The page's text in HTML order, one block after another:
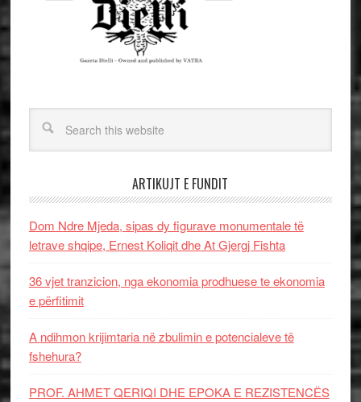
ARTIKUJT E FUNDIT
Dom Ndre Mjeda, sipas dy figurave monumentale të
letrave shqipe, Ernest Koliqit dhe At Gjergj Fishta
36 vjet tranzicion, nga ekonomia prodhuese te ekonomia
e përfitimit
A ndihmon krijimtaria në zbulimin e potencialeve të
fshehura?
PROF. AHMET QERIQI DHE EPOKA E REZISTENCЁS